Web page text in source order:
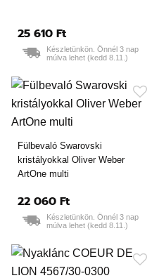
25 610 Ft
Készletünkön. Önnél 3 nap
múlva lehet (kedd 8.11.)
Fülbevaló Swarovski
kristályokkal Oliver Weber
ArtOne multi
22 060 Ft
Készletünkön. Önnél 3 nap
múlva lehet (kedd 8.11.)